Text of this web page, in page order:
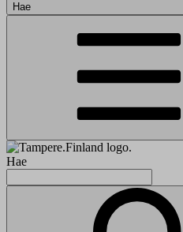
Hae
Hae